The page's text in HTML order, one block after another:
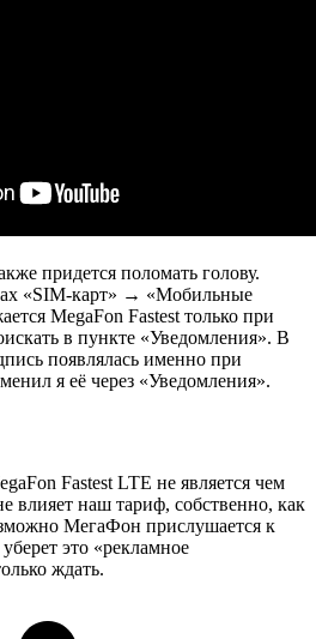
придется поломать голову.
«SIM-карт» → «Мобильные
MegaFon Fastest только при
в пункте «Уведомления». В
появлялась именно при
я её через «Уведомления».
Fastest LTE не является чем
влияет наш тариф, собственно, как
МегаФон прислушается к
это «рекламное
ждать.